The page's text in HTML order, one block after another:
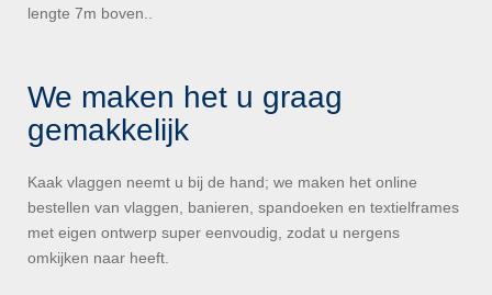
lengte 7m boven..
We maken het u graag
gemakkelijk
Kaak vlaggen neemt u bij de hand; we maken het online
bestellen van vlaggen, banieren, spandoeken en textielframes
met eigen ontwerp super eenvoudig, zodat u nergens
omkijken naar heeft.